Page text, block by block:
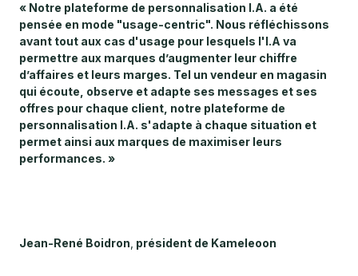
« Notre plateforme de personnalisation I.A. a été
pensée en mode "usage-centric". Nous réfléchissons
avant tout aux cas d'usage pour lesquels l'I.A va
permettre aux marques d’augmenter leur chiffre
d’affaires et leurs marges. Tel un vendeur en magasin
qui écoute, observe et adapte ses messages et ses
offres pour chaque client, notre plateforme de
personnalisation I.A. s'adapte à chaque situation et
permet ainsi aux marques de maximiser leurs
performances. »
Jean-René Boidron président de Kameleoon